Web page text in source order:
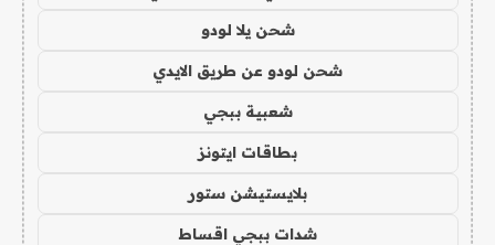
شحن يلا لودو
شحن لودو عن طريق الايدي
شعبية ببجي
بطاقات ايتونز
بلايستيشن ستور
شدات ببجي اقساط